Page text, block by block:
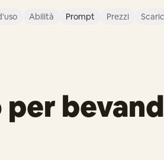
Abilità Prompt Prezzi